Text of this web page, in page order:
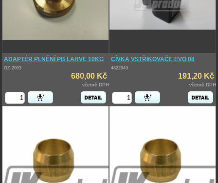
ADAPTÉR PLNĚNÍ PB LAHVE 10KG
GZ-2003
680,00 Kč
včetně DPH
CÍVKA VSTŘIKOVAČE EVO 08
4822949
191,20 Kč
včetně DPH